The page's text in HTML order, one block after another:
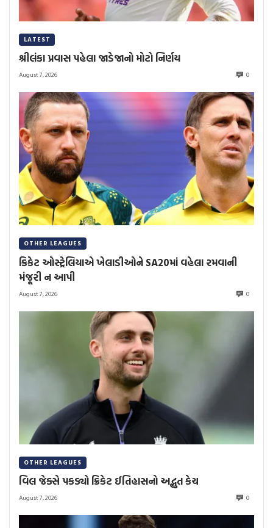
LATEST
શ્રીલંકા પ્રવાસ પહેલા જાડેજાનો મોટો નિર્ણય
August 7, 2026 0
OTHER LEAGUES
ક્રિકેટ ઓસ્ટ્રેલિયાએ ખેલાડીઓને SA20માં વહેલા રમવાની
મંજૂરી ન આપી
August 7, 2026 0
OTHER LEAGUES
વિલ જેક્સે પકડ્યો ક્રિકેટ ઈતિહાસનો અદ્ભુત કેચ
August 7, 2026 0